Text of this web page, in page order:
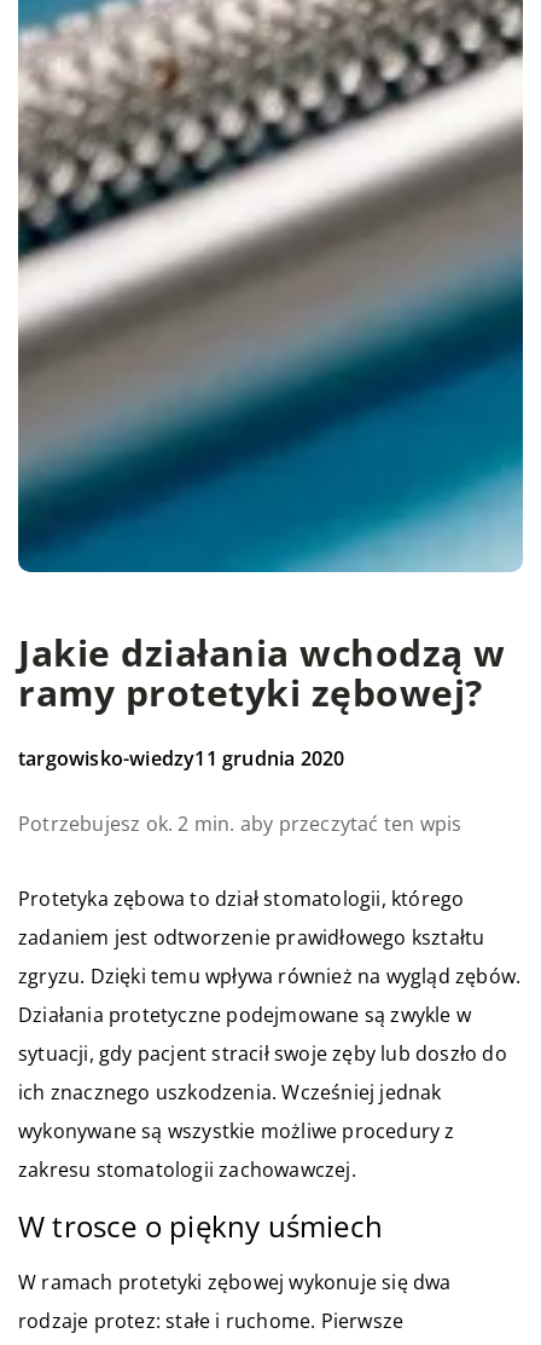
Jakie działania wchodzą w
ramy protetyki zębowej?
targowisko-wiedzy11 grudnia 2020
Potrzebujesz ok. 2 min. aby przeczytać ten wpis
Protetyka zębowa to dział stomatologii, którego
zadaniem jest odtworzenie prawidłowego kształtu
zgryzu. Dzięki temu wpływa również na wygląd zębów.
Działania protetyczne podejmowane są zwykle w
sytuacji, gdy pacjent stracił swoje zęby lub doszło do
ich znacznego uszkodzenia. Wcześniej jednak
wykonywane są wszystkie możliwe procedury z
zakresu stomatologii zachowawczej.
W trosce o piękny uśmiech
W ramach protetyki zębowej wykonuje się dwa
rodzaje protez: stałe i ruchome. Pierwsze